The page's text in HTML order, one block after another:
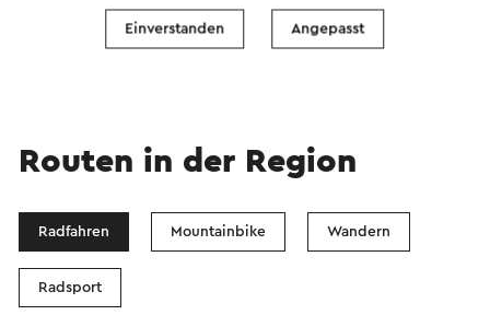
Routen in der Region
Radfahren Mountainbike Wandern
Radsport
Einverstanden Angepasst